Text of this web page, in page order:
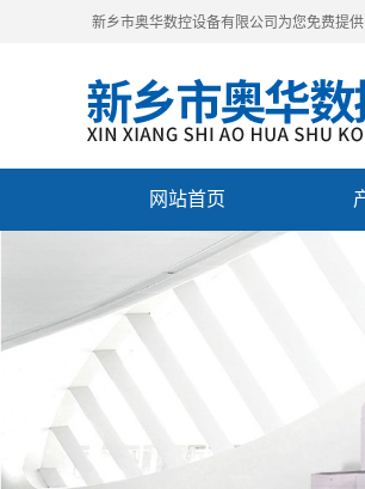
新乡市奥华数控设备有限公司为您免费提供
网站首页
联系我们